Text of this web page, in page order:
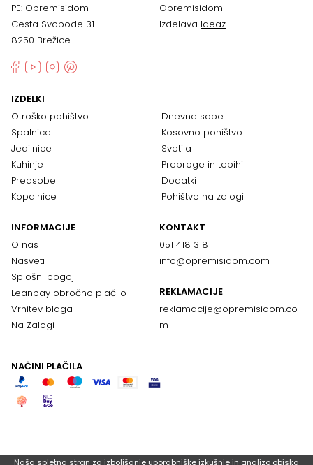
PE: Opremisidom
Cesta Svobode 31
8250 Brežice
Opremisidom
Izdelava Ideaz
IZDELKI
Otroško pohištvo
Spalnice
Jedilnice
Kuhinje
Predsobe
Kopalnice
Dnevne sobe
Kosovno pohištvo
Svetila
Preproge in tepihi
Dodatki
Pohištvo na zalogi
INFORMACIJE
O nas
Nasveti
Splošni pogoji
Leanpay obročno plačilo
Vrnitev blaga
Na Zalogi
KONTAKT
051 418 318
info@opremisidom.com
REKLAMACIJE
reklamacije@opremisidom.co
m
NAČINI PLAČILA
Naša spletna stran za izboljšanje uporabniške izkušnje in analizo obiska